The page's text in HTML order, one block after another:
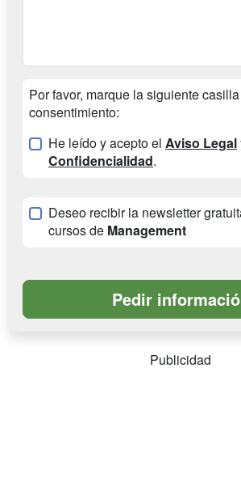
Por favor, marque la siguiente
consentimiento:
He leído y acepto el Aviso Legal
Confidencialidad.
Deseo recibir la newsletter
cursos de Management
Publicidad